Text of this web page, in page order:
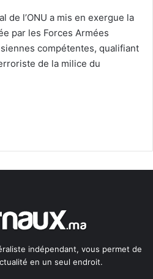
de l’ONU a mis en exergue la
par les Forces Armées
compétentes, qualifiant
de la milice du
indépendant, vous permet de
en un seul endroit.